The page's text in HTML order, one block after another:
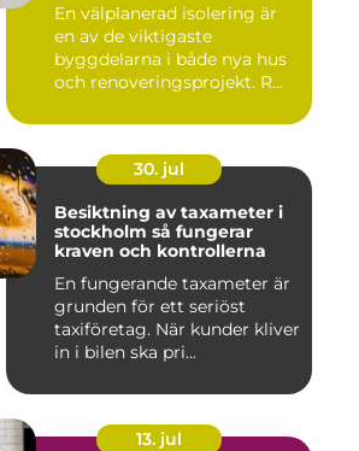
En välplanerad isolering är
en av de viktigaste
byggdelarna i både nya hus
och renoveringsprojekt. R...
30. jul
Besiktning av taxameter i
stockholm så fungerar
kraven och kontrollerna
En fungerande taxameter är
grunden för ett seriöst
taxiföretag. När kunder kliver
in i bilen ska pri...
13. jul